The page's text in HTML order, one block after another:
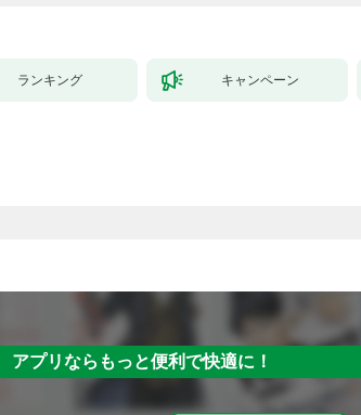
ランキング キャンペーン
アプリならもっと便利で快適に！